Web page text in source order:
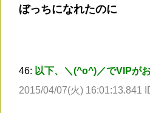
ぼっちになれたのに
46: 以下、＼(^o^)／でVIPが
2015/04/07(火) 16:01:13.841